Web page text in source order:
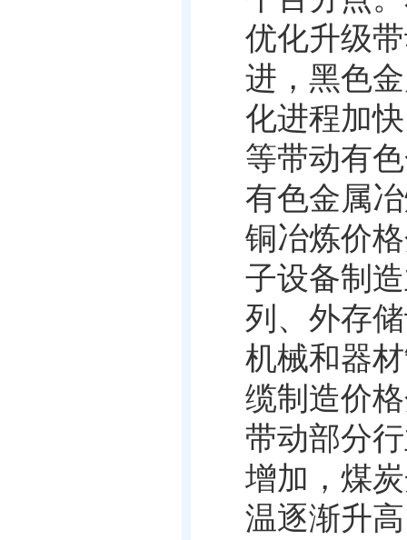
优化升级
进，黑色
化进程加
等带动有
有色金属
铜冶炼价
子设备制
列、外存
机械和器
缆制造价
带动部分
增加，煤
温逐渐升